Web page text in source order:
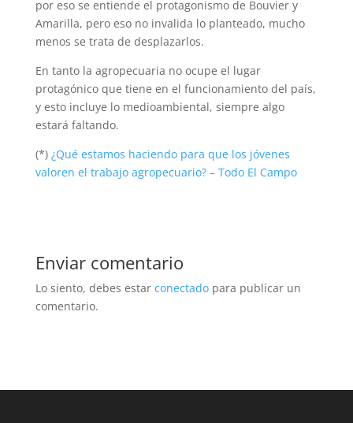
por eso se entiende el protagonismo de Bouvier y
Amarilla, pero eso no invalida lo planteado, mucho
menos se trata de desplazarlos.
En tanto la agropecuaria no ocupe el lugar
protagónico que tiene en el funcionamiento del país,
y esto incluye lo medioambiental, siempre algo
estará faltando.
(*) ¿Qué estamos haciendo para que los jóvenes
valoren el trabajo agropecuario? – Todo El Campo
Enviar comentario
Lo siento, debes estar conectadopara publicar un
comentario.